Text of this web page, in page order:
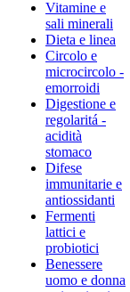
Vitamine e
sali minerali
Dieta e linea
Circolo e
microcircolo -
emorroidi
Digestione e
regolaritá -
acidità
stomaco
Difese
immunitarie e
antiossidanti
Fermenti
lattici e
probiotici
Benessere
uomo e donna